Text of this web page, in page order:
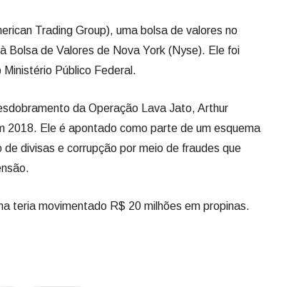
Trading Group), uma bolsa de valores no
Bolsa de Valores de Nova York (Nyse). Ele foi
Público Federal.
da Operação Lava Jato, Arthur
2018. Ele é apontado como parte de um esquema
divisas e corrupção por meio de fraudes que
teria movimentado R$ 20 milhões em propinas.